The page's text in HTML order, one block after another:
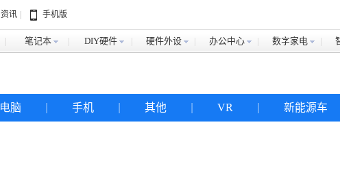
资讯 手机版
笔记本 DIY硬件 硬件外设 办公中心 数字家电
电脑 手机 其他 VR 新能源车